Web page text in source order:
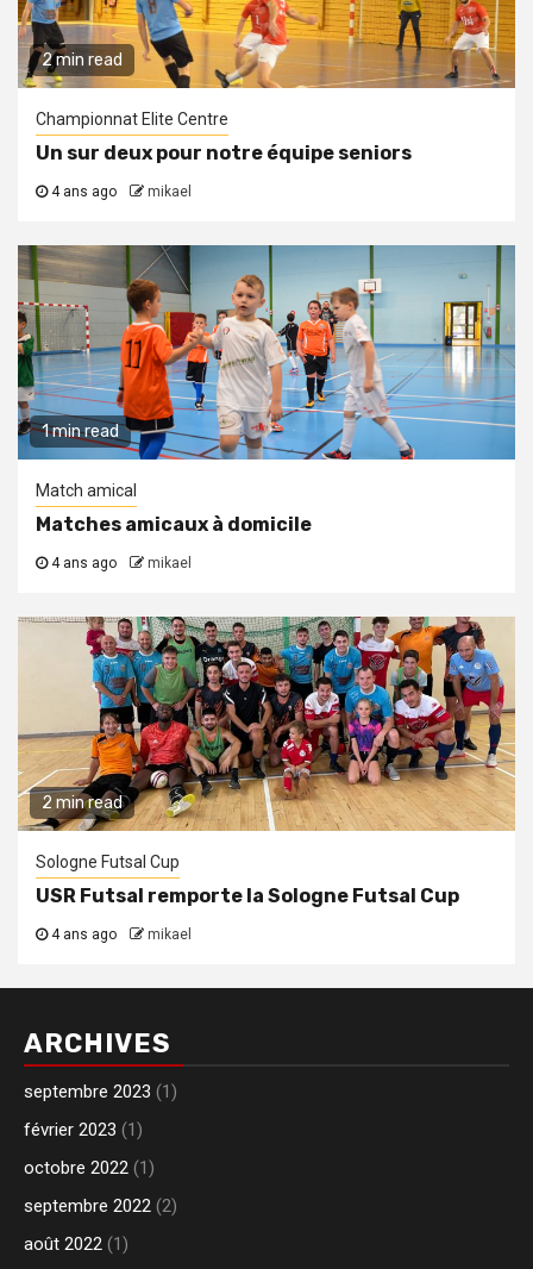
2 min read
Championnat Elite Centre
Un sur deux pour notre équipe seniors
4 ans ago mikael
1 min read
Match amical
Matches amicaux à domicile
4 ans ago mikael
2 min read
Sologne Futsal Cup
USR Futsal remporte la Sologne Futsal Cup
4 ans ago mikael
ARCHIVES
septembre 2023 (1)
février 2023 (1)
octobre 2022 (1)
septembre 2022 (2)
août 2022 (1)